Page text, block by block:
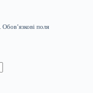
Обов’язкові поля